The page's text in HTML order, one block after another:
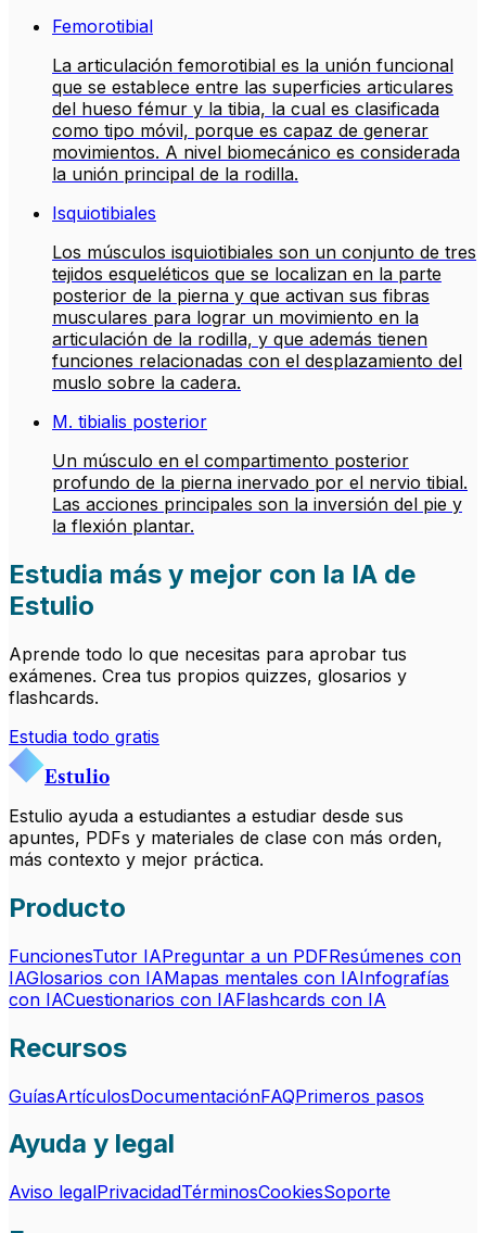
Femorotibial
La articulación femorotibial es la unión funcional
que se establece entre las superficies articulares
del hueso fémur y la tibia, la cual es clasificada
como tipo móvil, porque es capaz de generar
movimientos. A nivel biomecánico es considerada
la unión principal de la rodilla.
Isquiotibiales
Los músculos isquiotibiales son un conjunto de tres
tejidos esqueléticos que se localizan en la parte
posterior de la pierna y que activan sus fibras
musculares para lograr un movimiento en la
articulación de la rodilla, y que además tienen
funciones relacionadas con el desplazamiento del
muslo sobre la cadera.
M. tibialis posterior
Un músculo en el compartimento posterior
profundo de la pierna inervado por el nervio tibial.
Las acciones principales son la inversión del pie y
la flexión plantar.
Estudia más y mejor con la IA de
Estulio
Aprende todo lo que necesitas para aprobar tus
exámenes. Crea tus propios quizzes, glosarios y
flashcards.
Estudia todo gratis
Estulio
Estulio ayuda a estudiantes a estudiar desde sus
apuntes, PDFs y materiales de clase con más orden,
más contexto y mejor práctica.
Producto
FuncionesTutor IAPreguntar a un PDFResúmenes con
IAGlosarios con IAMapas mentales con IAInfografías
con IACuestionarios con IAFlashcards con IA
Recursos
GuíasArtículosDocumentaciónFAQPrimeros pasos
Ayuda y legal
Aviso legalPrivacidadTérminosCookiesSoporte